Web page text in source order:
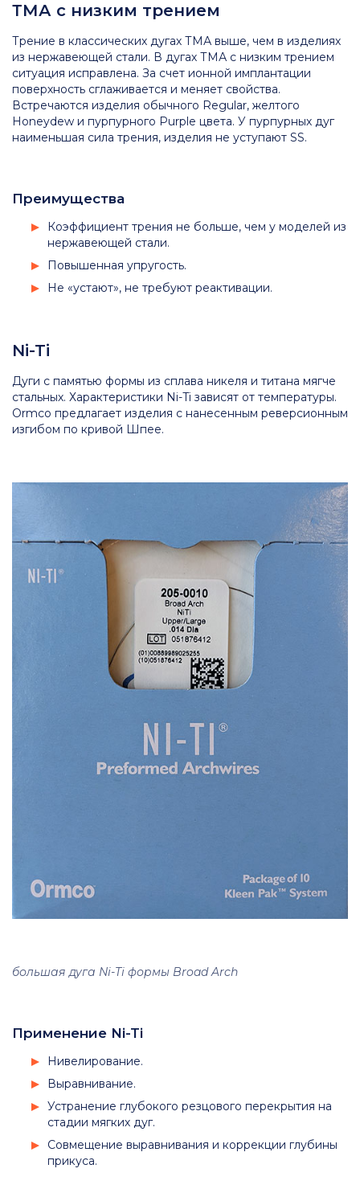
ТМА с низким трением
Трение в классических дугах ТМА выше, чем в изделиях
из нержавеющей стали. В дугах ТМА с низким трением
ситуация исправлена. За счет ионной имплантации
поверхность сглаживается и меняет свойства.
Встречаются изделия обычного Regular, желтого
Honeydew и пурпурного Purple цвета. У пурпурных дуг
наименьшая сила трения, изделия не уступают SS.
Преимущества
Коэффициент трения не больше, чем у моделей из
нержавеющей стали.
Повышенная упругость.
Не «устают», не требуют реактивации.
Ni-Ti
Дуги с памятью формы из сплава никеля и титана мягче
стальных. Характеристики Ni-Ti зависят от температуры.
Ormco предлагает изделия с нанесенным реверсионным
изгибом по кривой Шпее.
большая дуга Ni-Ti формы Broad Arch
Применение Ni-Ti
Нивелирование.
Выравнивание.
Устранение глубокого резцового перекрытия на
стадии мягких дуг.
Совмещение выравнивания и коррекции глубины
прикуса.